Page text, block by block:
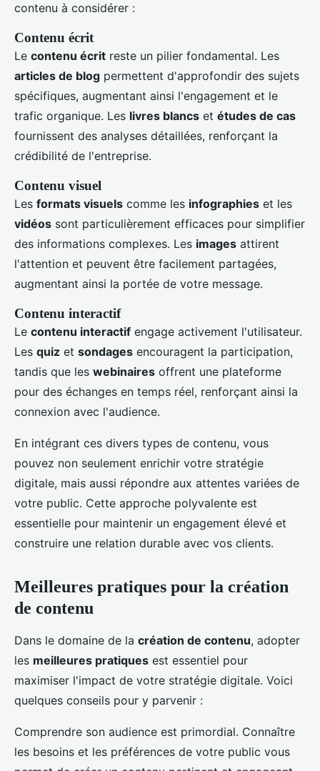
contenu à considérer :
Contenu écrit
Le contenu écrit reste un pilier fondamental. Les
articles de blog permettent d'approfondir des sujets
spécifiques, augmentant ainsi l'engagement et le
trafic organique. Les livres blancs et études de cas
fournissent des analyses détaillées, renforçant la
crédibilité de l'entreprise.
Contenu visuel
Les formats visuels comme les infographies et les
vidéos sont particulièrement efficaces pour simplifier
des informations complexes. Les images attirent
l'attention et peuvent être facilement partagées,
augmentant ainsi la portée de votre message.
Contenu interactif
Le contenu interactif engage activement l'utilisateur.
Les quiz et sondages encouragent la participation,
tandis que les webinaires offrent une plateforme
pour des échanges en temps réel, renforçant ainsi la
connexion avec l'audience.
En intégrant ces divers types de contenu, vous
pouvez non seulement enrichir votre stratégie
digitale, mais aussi répondre aux attentes variées de
votre public. Cette approche polyvalente est
essentielle pour maintenir un engagement élevé et
construire une relation durable avec vos clients.
Meilleures pratiques pour la création
de contenu
Dans le domaine de la création de contenu, adopter
les meilleures pratiques est essentiel pour
maximiser l'impact de votre stratégie digitale. Voici
quelques conseils pour y parvenir :
Comprendre son audience est primordial. Connaître
les besoins et les préférences de votre public vous